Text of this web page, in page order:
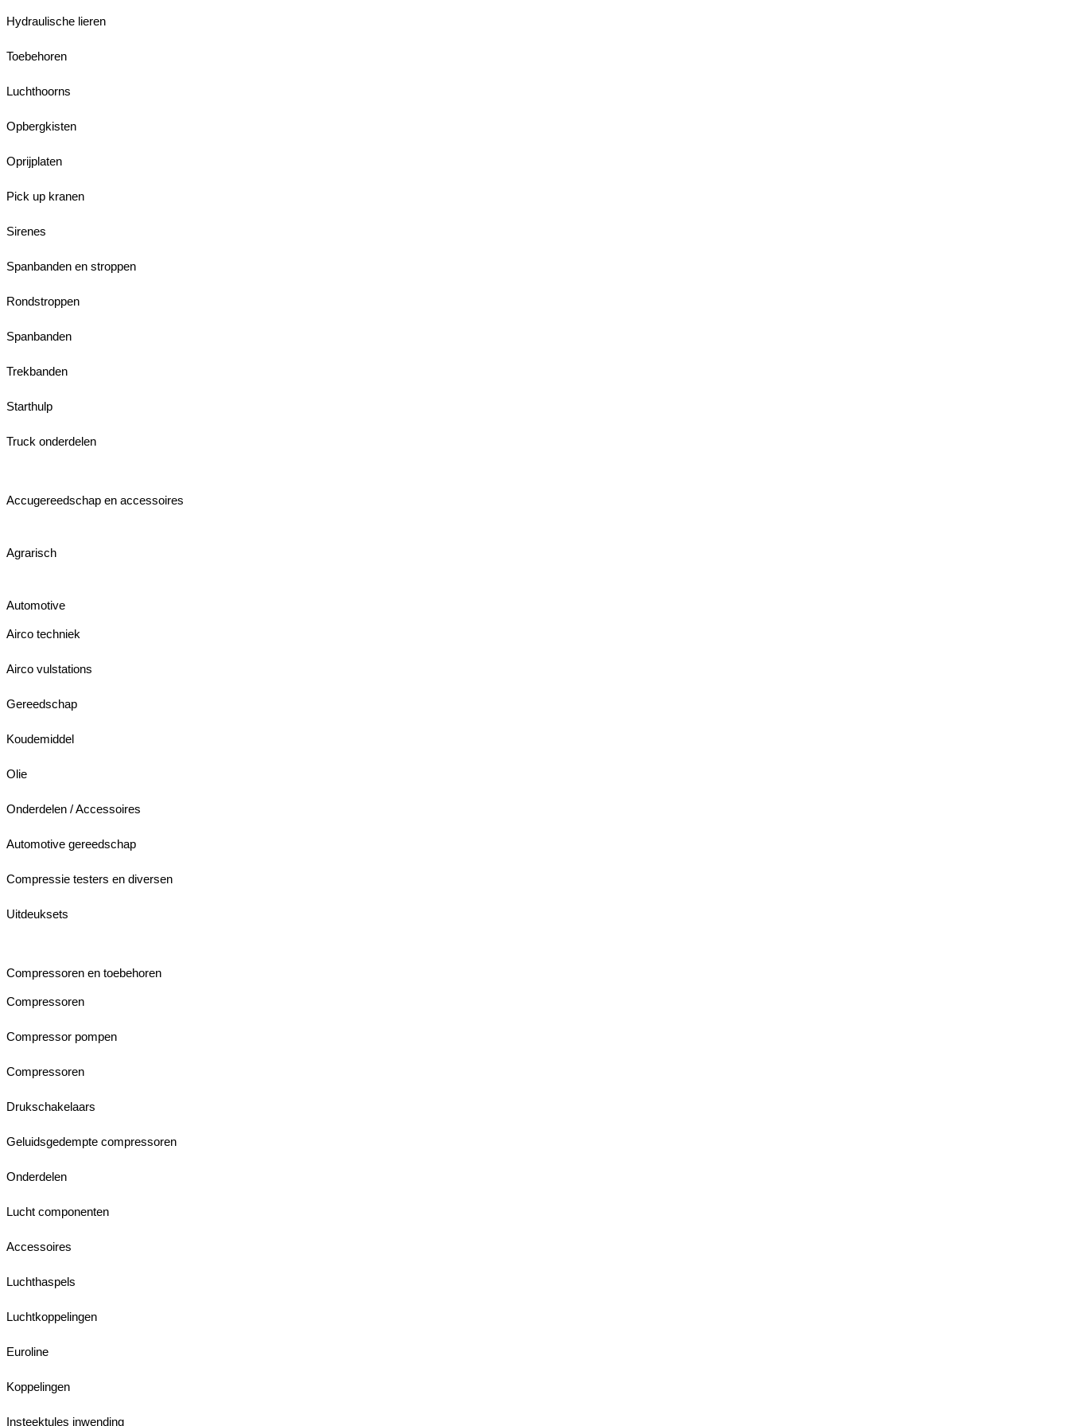
Hydraulische lieren
Toebehoren
Luchthoorns
Opbergkisten
Oprijplaten
Pick up kranen
Sirenes
Spanbanden en stroppen
Rondstroppen
Spanbanden
Trekbanden
Starthulp
Truck onderdelen
Accugereedschap en accessoires
Agrarisch
Automotive
Airco techniek
Airco vulstations
Gereedschap
Koudemiddel
Olie
Onderdelen / Accessoires
Automotive gereedschap
Compressie testers en diversen
Uitdeuksets
Compressoren en toebehoren
Compressoren
Compressor pompen
Compressoren
Drukschakelaars
Geluidsgedempte compressoren
Onderdelen
Lucht componenten
Accessoires
Luchthaspels
Luchtkoppelingen
Euroline
Koppelingen
Insteektules inwending